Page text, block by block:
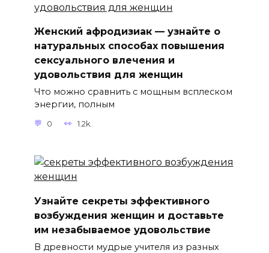
Женский афродизиак — узнайте о
натуральных способах повышения
сексуального влечения и
удовольствия для женщин
Что можно сравнить с мощным всплеском
энергии, полным
0 1.2k.
Узнайте секреты эффективного
возбуждения женщин и доставьте
им незабываемое удовольствие
В древности мудрые учителя из разных